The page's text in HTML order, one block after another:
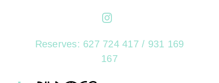
Instagram
Reserves: 627 724 417 / 931 169
167